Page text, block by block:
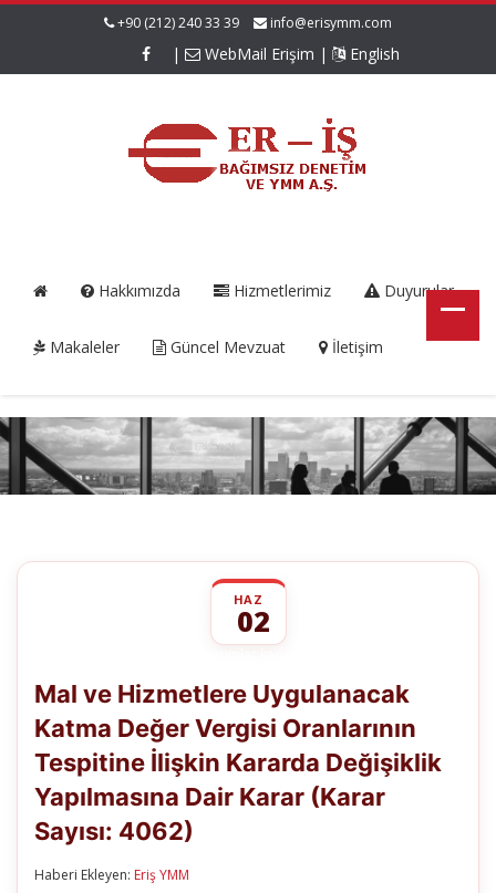
+90 (212) 240 33 39 info@erisymm.com
| WebMail Erişim | English
Hakkımızda Hizmetlerimiz Duyurular
Makaleler Güncel Mevzuat İletişim
HAZ
02
Hizmetlere
Uygulanacak
Katma
Değer
Vergisi
Oranlarının
Tespitine
Mal ve Hizmetlere Uygulanacak
Katma Değer Vergisi Oranlarının
Tespitine İlişkin Kararda Değişiklik
Yapılmasına Dair Karar (Karar
Sayısı: 4062)
Haberi Ekleyen: Eriş YMM